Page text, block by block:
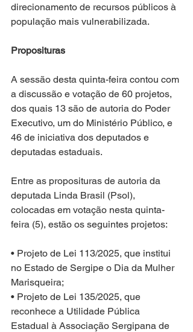
direcionamento de recursos públicos à
população mais vulnerabilizada.
Proposituras
A sessão desta quinta-feira contou com
a discussão e votação de 60 projetos,
dos quais 13 são de autoria do Poder
Executivo, um do Ministério Público, e
46 de iniciativa dos deputados e
deputadas estaduais.
Entre as proposituras de autoria da
deputada Linda Brasil (Psol),
colocadas em votação nesta quinta-
feira (5), estão os seguintes projetos:
• Projeto de Lei 113/2025, que institui
no Estado de Sergipe o Dia da Mulher
Marisqueira;
• Projeto de Lei 135/2025, que
reconhece a Utilidade Pública
Estadual à Associação Sergipana de